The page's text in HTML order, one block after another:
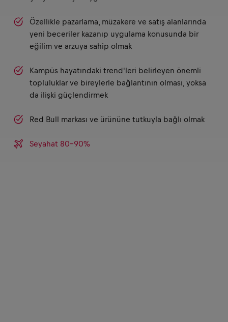
Özellikle pazarlama, müzakere ve satış alanlarında
yeni beceriler kazanıp uygulama konusunda bir
eğilim ve arzuya sahip olmak
Kampüs hayatındaki trend'leri belirleyen önemli
topluluklar ve bireylerle bağlantının olması, yoksa
da ilişki güçlendirmek
Red Bull markası ve ürününe tutkuyla bağlı olmak
Seyahat 80-90%